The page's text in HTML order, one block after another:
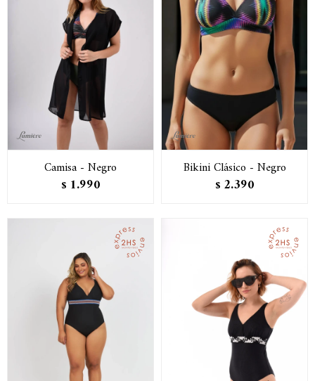
Camisa - Negro
$ 1.990
Bikini Clásico - Negro
$ 2.390